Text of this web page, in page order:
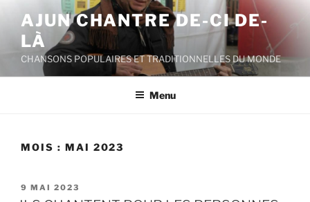
contenu
principal
AJUN CHANTRE DE-CI DE-
LÀ
CHANSONS POPULAIRES ET TRADITIONNELLES DU MONDE
Menu
MOIS : MAI 2023
PUBLIÉ
LE
9 MAI 2023